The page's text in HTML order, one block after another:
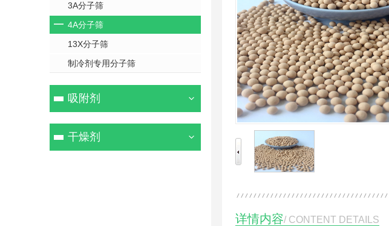
3A分子筛
4A分子筛
13X分子筛
制冷剂专用分子筛
吸附剂
干燥剂
详情内容/ CONTENT DETAILS